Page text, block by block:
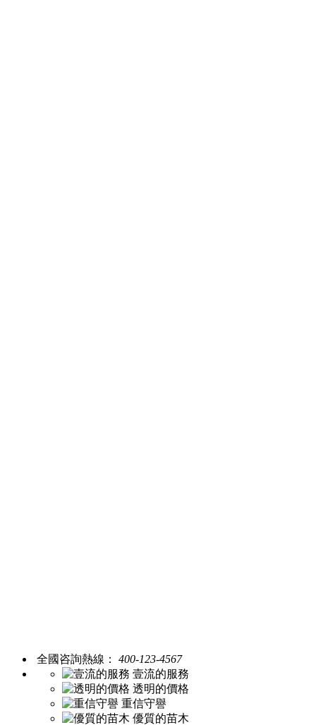
全國咨詢熱線： 400-123-4567
壹流的服務
透明的價格
重信守譽
優質的苗木